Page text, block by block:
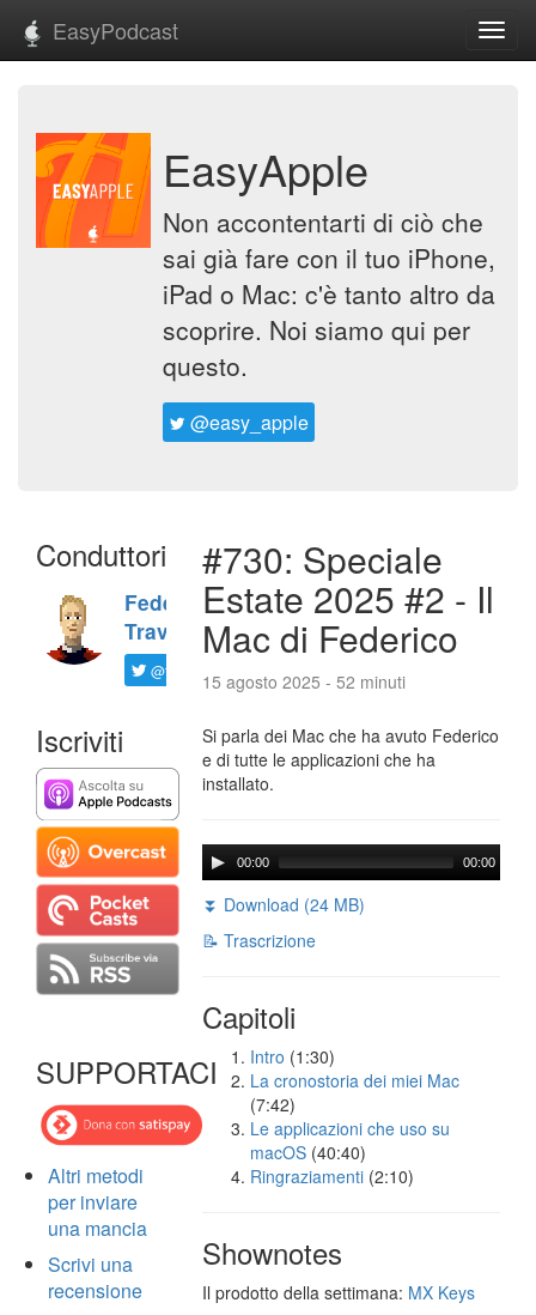
EasyPodcast
EasyApple
Non accontentarti di ciò che
sai già fare con il tuo iPhone,
iPad o Mac: c'è tanto altro da
scoprire. Noi siamo qui per
questo.
@easy_apple
Conduttori
Federico
Travaini
@ftrava
Iscriviti
SUPPORTACI
Altri metodi
per inviare
una mancia
Scrivi una
recensione
#730: Speciale
Estate 2025 #2 - Il
Mac di Federico
15 agosto 2025 - 52 minuti
Si parla dei Mac che ha avuto Federico
e di tutte le applicazioni che ha
installato.
00:00 00:00
⏬ Download (24 MB)
📝 Trascrizione
Capitoli
Intro (1:30)
La cronostoria dei miei Mac
(7:42)
Le applicazioni che uso su
macOS (40:40)
Ringraziamenti (2:10)
Shownotes
Il prodotto della settimana: MX Keys